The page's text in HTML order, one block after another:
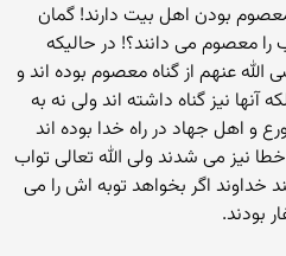
بودن اهل بیت دارند! گمان
معصوم می دانند؟! در حالیکه
عنهم از گناه معصوم بوده اند و
نیز گناه داشته اند ولی نه به
و اهل جهاد در راه خدا بوده اند
نیز می شدند ولی الله تعالی تواب
خداوند اگر بخواهد توبه اش را می
بودند.